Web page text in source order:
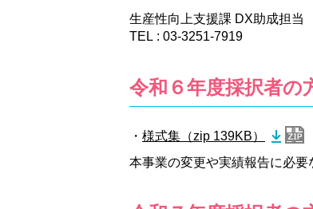
生産性向上支援課 DX助成担当
TEL : 03-3251-7919
令和６年度採択者の
・ 様式集（zip 139KB）
本事業の変更や実績報告に必要